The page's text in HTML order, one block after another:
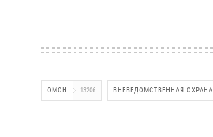
ОМОН 13206 ВНЕВЕДОМСТВЕННАЯ ОХРАНА